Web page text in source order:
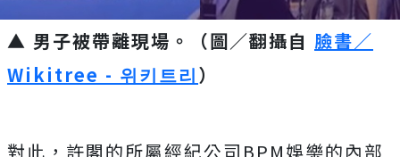
▲ 男子被帶離現場。（圖／翻攝自 臉書／
Wikitree - 위키트리）
對此，許閣的所屬經紀公司BPM娛樂的內部